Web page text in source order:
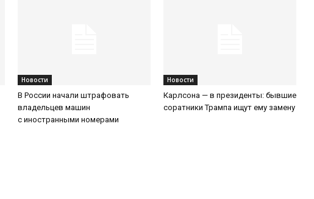
Новости
В России начали штрафовать
владельцев машин
с иностранными номерами
Новости
Карлсона — в президенты: бывшие
соратники Трампа ищут ему замену